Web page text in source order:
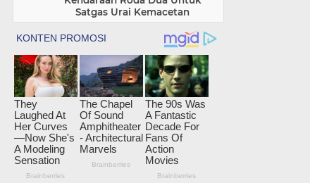
Satgas Urai Kemacetan